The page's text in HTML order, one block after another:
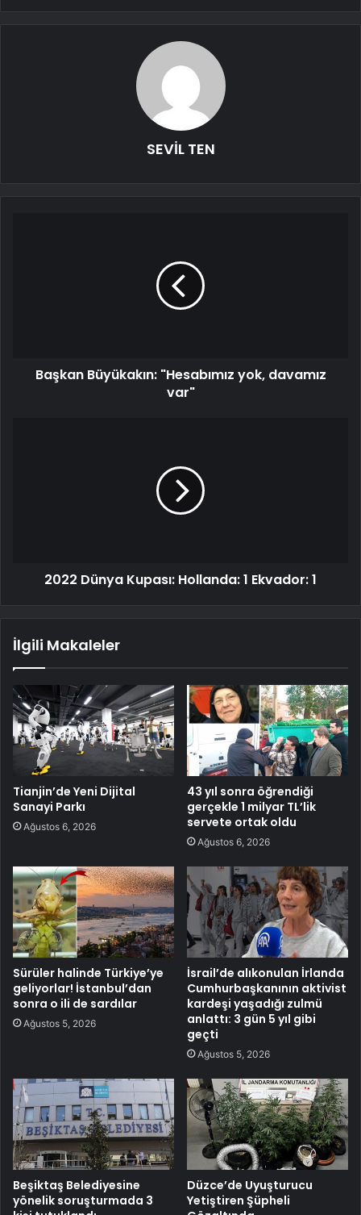
SEVİL TEN
Başkan Büyükakın: "Hesabımız yok, davamız
var"
2022 Dünya Kupası: Hollanda: 1 Ekvador: 1
İlgili Makaleler
Tianjin’de Yeni Dijital
Sanayi Parkı
Ağustos 6, 2026
43 yıl sonra öğrendiği
gerçekle 1 milyar TL’lik
servete ortak oldu
Ağustos 6, 2026
Sürüler halinde Türkiye’ye
geliyorlar! İstanbul’dan
sonra o ili de sardılar
Ağustos 5, 2026
İsrail’de alıkonulan İrlanda
Cumhurbaşkanının aktivist
kardeşi yaşadığı zulmü
anlattı: 3 gün 5 yıl gibi
geçti
Ağustos 5, 2026
Beşiktaş Belediyesine
yönelik soruşturmada 3
Düzce’de Uyuşturucu
Yetiştiren Şüpheli